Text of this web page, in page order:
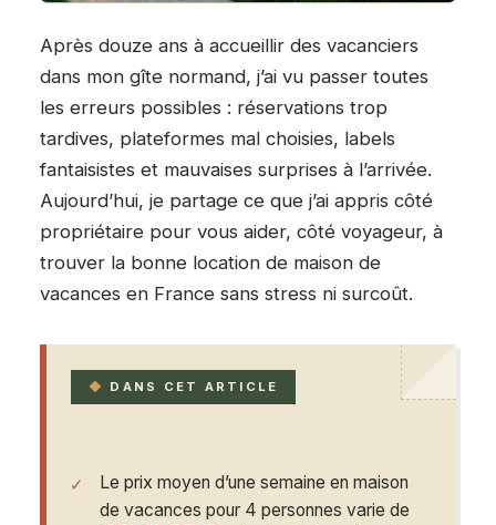
Après douze ans à accueillir des vacanciers
dans mon gîte normand, j’ai vu passer toutes
les erreurs possibles : réservations trop
tardives, plateformes mal choisies, labels
fantaisistes et mauvaises surprises à l’arrivée.
Aujourd’hui, je partage ce que j’ai appris côté
propriétaire pour vous aider, côté voyageur, à
trouver la bonne location de maison de
vacances en France sans stress ni surcoût.
DANS CET ARTICLE
Le prix moyen d’une semaine en maison
de vacances pour 4 personnes varie de